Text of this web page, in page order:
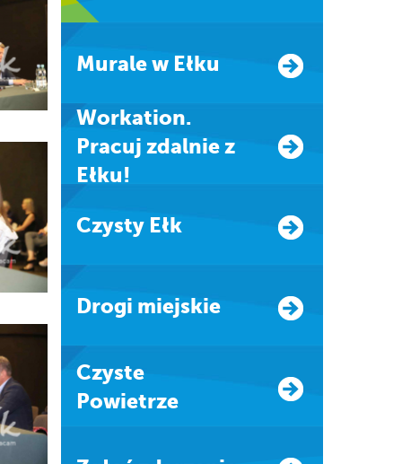
Murale w Ełku
Workation.
Pracuj zdalnie z
Ełku!
Czysty Ełk
Drogi miejskie
Czyste
Powietrze